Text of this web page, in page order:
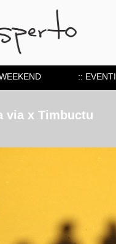
:: EVENTI
via x Timbuctu